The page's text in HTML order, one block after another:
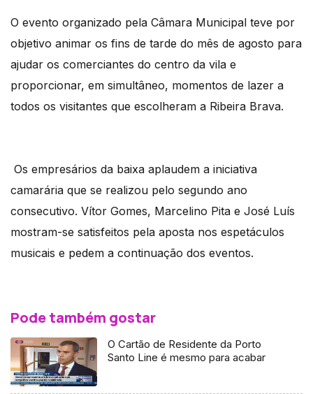
O evento organizado pela Câmara Municipal teve por
objetivo animar os fins de tarde do mês de agosto para
ajudar os comerciantes do centro da vila e
proporcionar, em simultâneo, momentos de lazer a
todos os visitantes que escolheram a Ribeira Brava.
Os empresários da baixa aplaudem a iniciativa
camarária que se realizou pelo segundo ano
consecutivo. Vítor Gomes, Marcelino Pita e José Luís
mostram-se satisfeitos pela aposta nos espetáculos
musicais e pedem a continuação dos eventos.
Pode também gostar
O Cartão de Residente da Porto
Santo Line é mesmo para acabar